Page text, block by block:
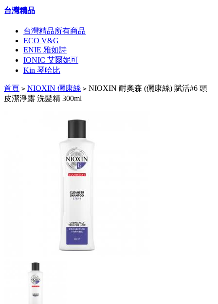
台灣精品
台灣精品所有商品
ECO V&G
ENIE 雅如詩
IONIC 艾爾妮可
Kin 琴哈比
首頁 > NIOXIN 儷康絲 > NIOXIN 耐奧森 (儷康絲) 賦活#6 頭
皮潔淨露 洗髮精 300ml